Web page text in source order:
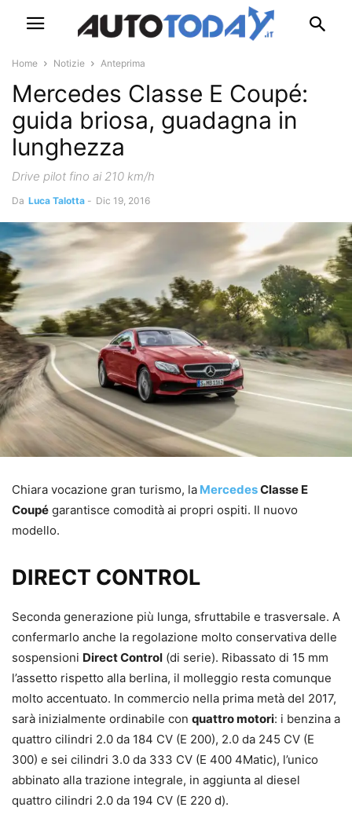
Home Notizie Anteprima
Mercedes Classe E Coupé:
guida briosa, guadagna in
lunghezza
Drive pilot fino ai 210 km/h
Da Luca Talotta - Dic 19, 2016
Chiara vocazione gran turismo, la MercedesClasse E
Coupé garantisce comodità ai propri ospiti. Il nuovo
modello.
DIRECT CONTROL
Seconda generazione più lunga, sfruttabile e trasversale. A
confermarlo anche la regolazione molto conservativa delle
sospensioni Direct Control (di serie). Ribassato di 15 mm
l’assetto rispetto alla berlina, il molleggio resta comunque
molto accentuato. In commercio nella prima metà del 2017,
sarà inizialmente ordinabile con quattro motori: i benzina a
quattro cilindri 2.0 da 184 CV (E 200), 2.0 da 245 CV (E
300) e sei cilindri 3.0 da 333 CV (E 400 4Matic), l’unico
abbinato alla trazione integrale, in aggiunta al diesel
quattro cilindri 2.0 da 194 CV (E 220 d).